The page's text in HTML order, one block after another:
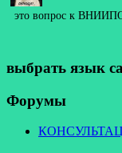
это вопрос к
выбрать язык
Форумы